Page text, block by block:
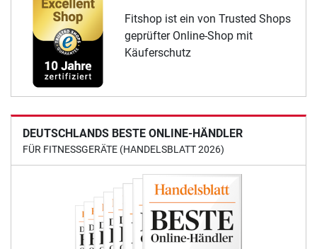
Fitshop ist ein von Trusted Shops
geprüfter Online-Shop mit
Käuferschutz
DEUTSCHLANDS BESTE ONLINE-HÄNDLER
FÜR FITNESSGERÄTE (HANDELSBLATT 2026)